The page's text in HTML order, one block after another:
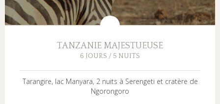
TANZANIE MAJESTUEUSE
6 JOURS / 5 NUITS
Tarangire, lac Manyara, 2 nuits à Serengeti et cratère de
Ngorongoro